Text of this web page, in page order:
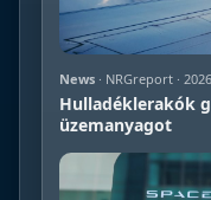
News · NRGreport ·
Hulladéklerakók
üzemanyagot